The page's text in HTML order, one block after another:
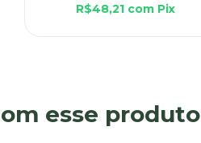
R$48,21 com Pix
esse produto